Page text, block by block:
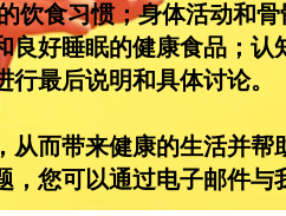
饮食习惯；身体活动和
好睡眠的健康食品；认
最后说明和具体讨论。
而带来健康的生活并帮
您可以通过电子邮件与